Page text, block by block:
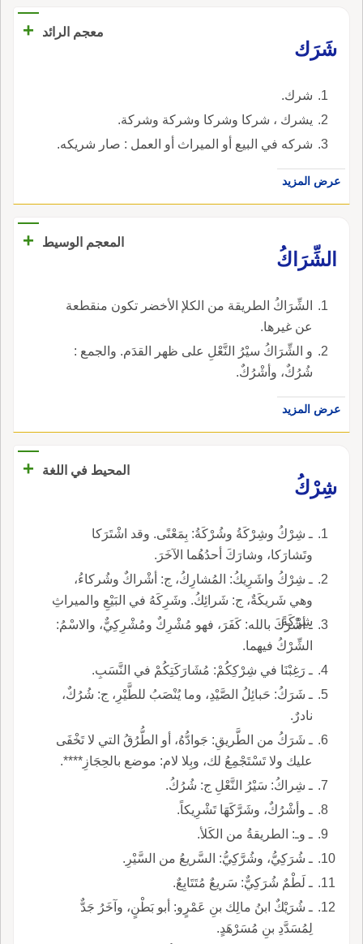
معجم الرائد
+
شَرَك
شرك.
يشرك ، شركا وشركا وشركة وشركة.
شركه في البيع أو الميراث أو العمل : صار شريكه.
عرض المزيد
المعجم الوسيط
+
الشِّرَاكُ
الشِّرَاكُ الطريقة من الكلإ الأخضر تكون منقطعة
عن غيرها.
و الشِّرَاكُ سيْرُ النَّعْلِ على ظهر القدَم. والجمع :
شُرُكٌ، وأشْرُكٌ.
عرض المزيد
المحيط في اللغة
+
شِرْكُ
ـ شِرْكُ وشِرْكَةُ وشُرْكَةُ: بِمَعْنًى. وقد اشْتَرَكا
وتَشارَكا، وشارَكَ أحدُهُما الآخَرَ.
ـ شِرْكُ واشَرِيكُ: المُشارِكُ، ج: أشْراكٌ وشُركاءُ،
وهي شَريكَةٌ، ج: شَرائِكُ. وشَرِكَهُ في البَيْعِ والميراثِ
شِرْكَةً.
ـ أشْرَكَ بالله: كَفَرَ، فهو مُشْرِكٌ ومُشْرِكِيٌّ، والاسْمُ:
الشِّرْكُ فيهما.
ـ رَغِبْنَا في شِرْكِكُمْ: مُشَارَكَتِكُمْ في النَّسَبِ.
ـ شَرَكُ: حَبائِلُ الصَّيْدِ، وما يُنْصَبُ للطَّيْرِ، ج: شُرُكٌ،
نادرٌ.
ـ شَرَكُ من الطَّريقِ: جَوادُّهُ، أو الطُّرُقُ التي لا تَخْفَى
عليك ولا تَسْتَجْمِعُ لك، وبِلا لام: موضع بالحِجَازِ****.
ـ شِراكُ: سَيْرُ النَّعْلِ ج: شُرُكُ.
ـ وأشْرُكٌ، وشَرَّكَهَا تَشْرِيكاً.
ـ وـ: الطريقةُ من الكَلأ.
ـ شُرَكِيُّ، وشُرَّكِيُّ: السَّريعُ من السَّيْرِ.
ـ لَطْمٌ شُرَكِيٌّ: سَريعٌ مُتَتَابِعٌ.
ـ شُرَيْكٌ ابنُ مالِك بنِ عَمْرٍو: أبو بَطْنٍ، وآخَرُ جَدٌّ
لِمُسَدَّدِ بنِ مُسَرْهَدٍ.